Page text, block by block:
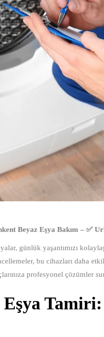
Beyaz Eşya Bakım – ✅
günlük yaşantımızı
bu cihazları daha
profesyonel çözümler